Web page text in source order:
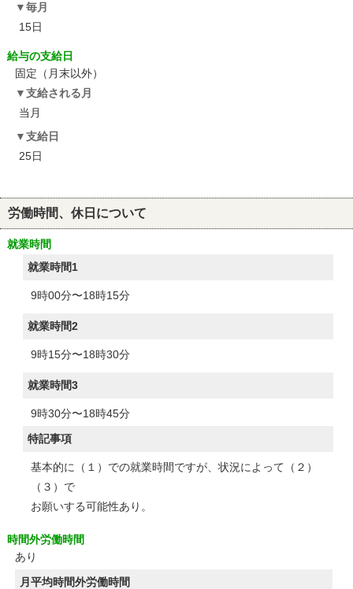
毎月
15日
給与の支給日
固定（月末以外）
支給される月
当月
支給日
25日
労働時間、休日について
就業時間
就業時間1
9時00分〜18時15分
就業時間2
9時15分〜18時30分
就業時間3
9時30分〜18時45分
特記事項
基本的に（１）での就業時間ですが、状況によって（２）
（３）で
お願いする可能性あり。
時間外労働時間
あり
月平均時間外労働時間